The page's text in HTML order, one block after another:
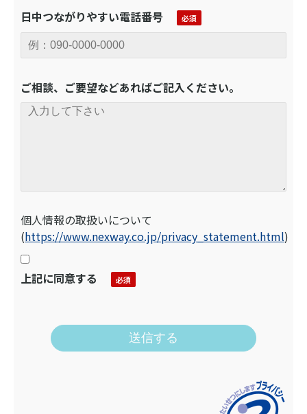
日中つながりやすい電話番号
ご相談、ご要望などあればご記入ください。
個人情報の取扱いについて
(https://www.nexway.co.jp/privacy_statement.html)
上記に同意する